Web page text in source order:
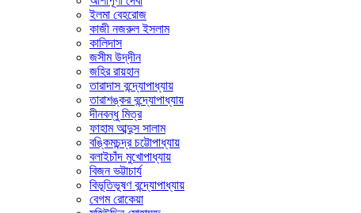
ইলমা বেহরোজ
কাজী নজরুল ইসলাম
কালিদাস
জসীম উদ্‌দীন
জহির রায়হান
তারাদাস বন্দ্যোপাধ্যায়
তারাশঙ্কর বন্দ্যোপাধ্যায়
দীনবন্ধু মিত্র
ফাহাম আব্দুস সালাম
বঙ্কিমচন্দ্র চট্টোপাধ্যায়
বলাইচাঁদ মুখোপাধ্যায়
বিজন ভট্টাচার্য
বিভূতিভূষণ বন্দ্যোপাধ্যায়
বেগম রোকেয়া